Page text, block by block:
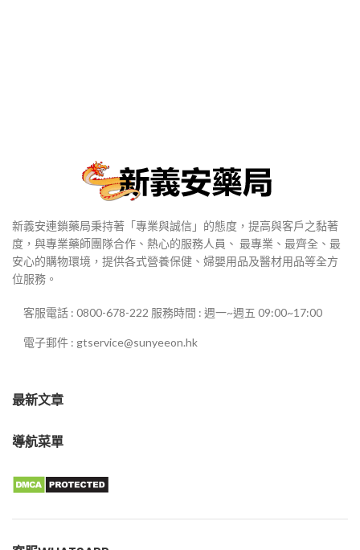
新義安連鎖藥局秉持著「專業與誠信」的態度，提高與客戶之黏著
度，與專業藥師團隊合作、熱心的服務人員、 最專業、最齊全、最
安心的購物環境，提供各式營養保健、婦嬰用品及醫材用品等全方
位服務。
客服電話 : 0800-678-222 服務時間 : 週一~週五 09:00~17:00
電子郵件 : gtservice@sunyeeon.hk
最新文章
導航菜單